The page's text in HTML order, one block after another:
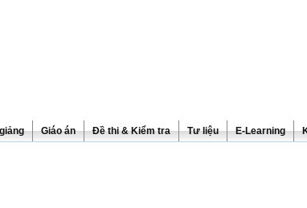
Giáo án Đề thi & Kiểm tra Tư liệu E-Learning